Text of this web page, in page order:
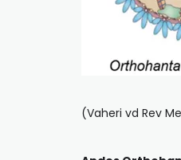
(Vaheri vd Rev